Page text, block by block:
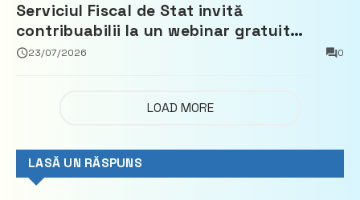
Serviciul Fiscal de Stat invită
contribuabilii la un webinar gratuit
privind calculul impozitului pe bunurile
23/07/2026 0
LOAD MORE
LASĂ UN RĂSPUNS